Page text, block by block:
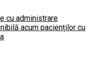
cu administrare
acum pacienților cu